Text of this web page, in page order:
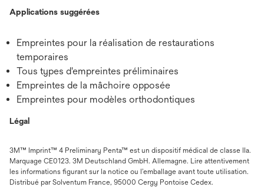
Applications suggérées
Empreintes pour la réalisation de restaurations
temporaires
Tous types d'empreintes préliminaires
Empreintes de la mâchoire opposée
Empreintes pour modèles orthodontiques
Légal
3M™ Imprint™ 4 Preliminary Penta™ est un dispositif médical de classe IIa.
Marquage CE0123. 3M Deutschland GmbH. Allemagne. Lire attentivement
les informations figurant sur la notice ou l’emballage avant toute utilisation.
Distribué par Solventum France, 95000 Cergy Pontoise Cedex.